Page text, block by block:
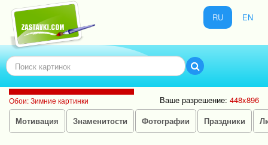
RU EN
Обои: Зимние картинки Ваше разрешение: 448x896
Мотивация
Знаменитости Фотографии Праздники